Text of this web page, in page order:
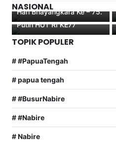
NASIONAL
Hari Bhayangkara Ke – 75.
Inspektur Upacara
Penurunan Bendera Merah
Putih HUT RI KE77
TOPIK POPULER
# #PapuaTengah
# papua tengah
# #BusurNabire
# #Nabire
# Nabire